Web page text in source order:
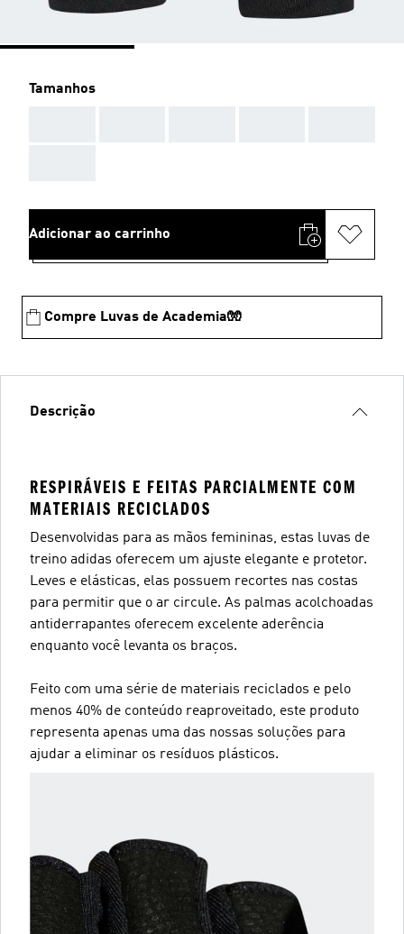
Tamanhos
Adicionar ao carrinho
Compre Luvas de Academia🧤
Descrição
RESPIRÁVEIS E FEITAS PARCIALMENTE COM
MATERIAIS RECICLADOS
Desenvolvidas para as mãos femininas, estas luvas de
treino adidas oferecem um ajuste elegante e protetor.
Leves e elásticas, elas possuem recortes nas costas
para permitir que o ar circule. As palmas acolchoadas
antiderrapantes oferecem excelente aderência
enquanto você levanta os braços.
Feito com uma série de materiais reciclados e pelo
menos 40% de conteúdo reaproveitado, este produto
representa apenas uma das nossas soluções para
ajudar a eliminar os resíduos plásticos.